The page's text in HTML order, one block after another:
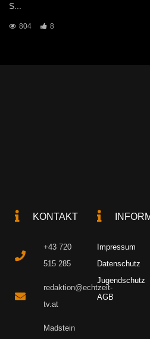
S...
804 8
KONTAKT
+43 720
515 285
redaktion@echtzeit-
tv.at
Madstein
Impressum
Datenschutz
Jugendschutz
AGB